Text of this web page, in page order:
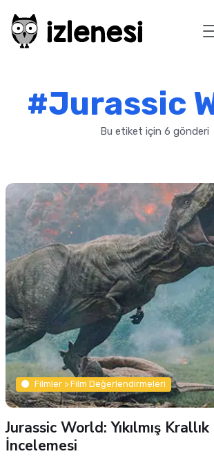
#Jurassic
Bu etiket için 6 gönderi
Filmler > Film Değerlendirmeleri
Jurassic World: Yıkılmış
İncelemesi